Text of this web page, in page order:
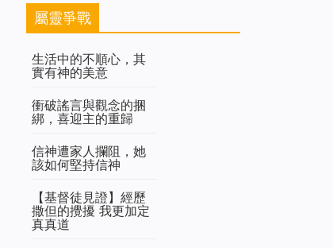
屬靈爭戰
生活中的不順心，其
實有神的美意
衝破謠言與觀念的捆
綁，喜迎主的重歸
信神遭家人攔阻，她
該如何堅持信神
【基督徒見證】經歷
撒但的攪擾 我更加定
真真道